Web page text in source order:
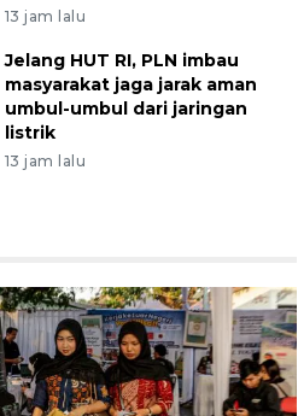
13 jam lalu
Jelang HUT RI, PLN imbau
masyarakat jaga jarak aman
umbul-umbul dari jaringan
listrik
13 jam lalu